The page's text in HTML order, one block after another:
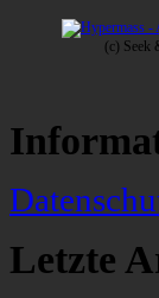
(c) Seek
Letzte